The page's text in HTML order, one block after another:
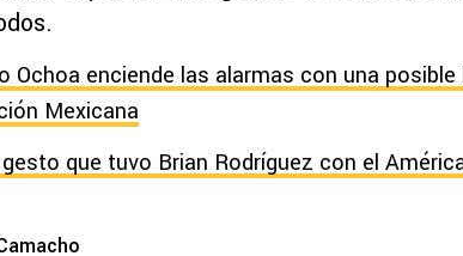
Ochoa enciende las alarmas con una
Mexicana
que tuvo Brian Rodríguez con el